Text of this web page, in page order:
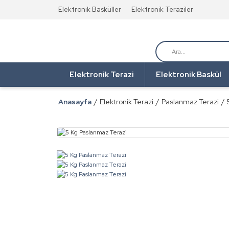
Elektronik Basküller Elektronik Teraziler
Elektronik Terazi Elektronik Baskül
Anasayfa Elektronik Terazi Paslanmaz Terazi